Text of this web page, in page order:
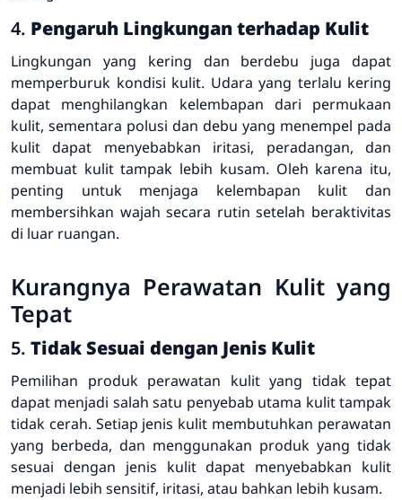
4. Pengaruh Lingkungan terhadap Kulit
Lingkungan yang kering dan berdebu juga dapat
memperburuk kondisi kulit. Udara yang terlalu kering
dapat menghilangkan kelembapan dari permukaan
kulit, sementara polusi dan debu yang menempel pada
kulit dapat menyebabkan iritasi, peradangan, dan
membuat kulit tampak lebih kusam. Oleh karena itu,
penting untuk menjaga kelembapan kulit dan
membersihkan wajah secara rutin setelah beraktivitas
di luar ruangan.
Kurangnya Perawatan Kulit yang
Tepat
5. Tidak Sesuai dengan Jenis Kulit
Pemilihan produk perawatan kulit yang tidak tepat
dapat menjadi salah satu penyebab utama kulit tampak
tidak cerah. Setiap jenis kulit membutuhkan perawatan
yang berbeda, dan menggunakan produk yang tidak
sesuai dengan jenis kulit dapat menyebabkan kulit
menjadi lebih sensitif, iritasi, atau bahkan lebih kusam.